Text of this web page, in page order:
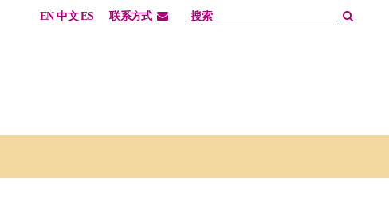
EN 中文 ES 联系方式